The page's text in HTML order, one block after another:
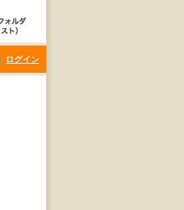
ログイン